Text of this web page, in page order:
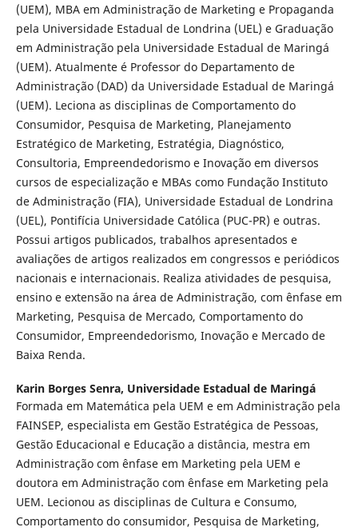
(UEM), MBA em Administração de Marketing e Propaganda
pela Universidade Estadual de Londrina (UEL) e Graduação
em Administração pela Universidade Estadual de Maringá
(UEM). Atualmente é Professor do Departamento de
Administração (DAD) da Universidade Estadual de Maringá
(UEM). Leciona as disciplinas de Comportamento do
Consumidor, Pesquisa de Marketing, Planejamento
Estratégico de Marketing, Estratégia, Diagnóstico,
Consultoria, Empreendedorismo e Inovação em diversos
cursos de especialização e MBAs como Fundação Instituto
de Administração (FIA), Universidade Estadual de Londrina
(UEL), Pontifícia Universidade Católica (PUC-PR) e outras.
Possui artigos publicados, trabalhos apresentados e
avaliações de artigos realizados em congressos e periódicos
nacionais e internacionais. Realiza atividades de pesquisa,
ensino e extensão na área de Administração, com ênfase em
Marketing, Pesquisa de Mercado, Comportamento do
Consumidor, Empreendedorismo, Inovação e Mercado de
Baixa Renda.
Karin Borges Senra, Universidade Estadual de Maringá
Formada em Matemática pela UEM e em Administração pela
FAINSEP, especialista em Gestão Estratégica de Pessoas,
Gestão Educacional e Educação a distância, mestra em
Administração com ênfase em Marketing pela UEM e
doutora em Administração com ênfase em Marketing pela
UEM. Lecionou as disciplinas de Cultura e Consumo,
Comportamento do consumidor, Pesquisa de Marketing,